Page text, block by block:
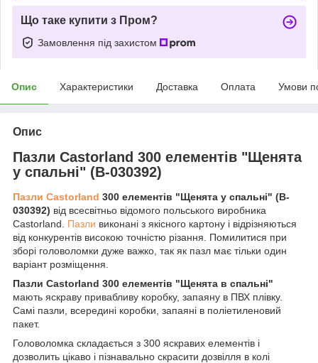
Що таке купити з Пром?
Замовлення під захистом
Опис Характеристики Доставка Оплата Умови
Опис
Пазли Castorland 300 елементів "Щенята
у спальні" (B-030392)
Пазли Castorland 300 елементів "Щенята у спальні" (B-
030392) від всесвітньо відомого польського виробника
Castorland. Пазли виконані з якісного картону і відрізняються
від конкурентів високою точністю різання. Помилитися при
зборі головоломки дуже важко, так як пазл має тільки один
варіант розміщення.
Пазли Castorland 300 елементів "Щенята в спальні"
мають яскраву привабливу коробку, запаяну в ПВХ плівку.
Самі пазли, всередині коробки, запаяні в поліетиленовий
пакет.
Головоломка складається з 300 яскравих елементів і
дозволить цікаво і пізнавально скрасити дозвілля в колі